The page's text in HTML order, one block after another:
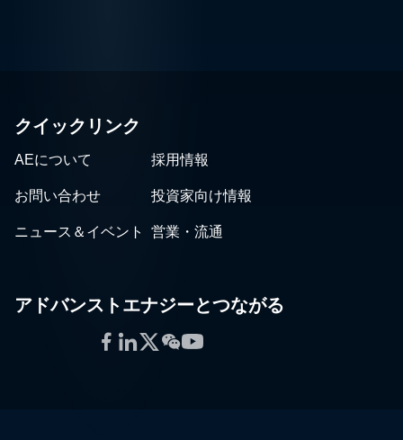
クイックリンク
AEについて 採用情報
お問い合わせ 投資家向け情報
ニュース＆イベント 営業・流通
アドバンストエナジーとつながる
Facebook
LinkedIn
Twitter
WeChat
YouTube